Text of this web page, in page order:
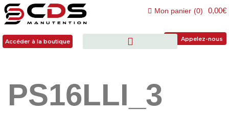
Accéder à la boutique
Mon panier (0) 0,00€
Appelez-nous
PS16LLI_3